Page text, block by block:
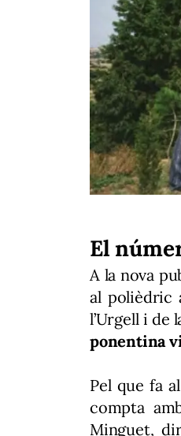
El
A la nova
al
l’Urgell i de
ponentina
Pel que fa
compta
Minguet,